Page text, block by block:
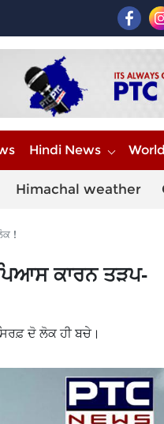
Hindi News
Himachal weather
!
ਕਾਰਨ ਤੜਪ-
ਦੋ ਲੋਕ ਹੀ ਬਚੇ।